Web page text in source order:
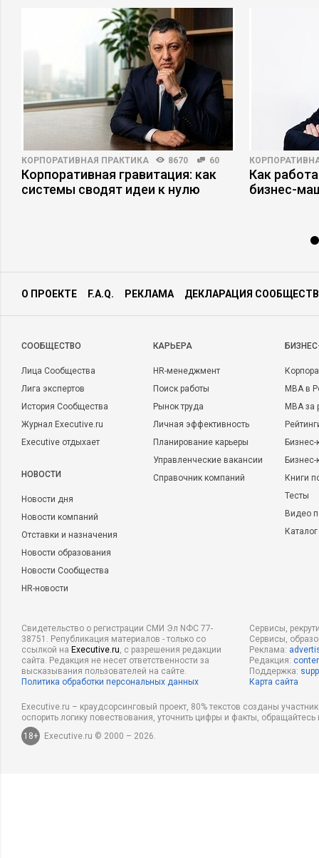
КОРПОРАТИВНАЯ ПРАКТИКА 8670 60
Корпоративная гравитация: как
системы сводят идеи к нулю
Как
бизнес-
О ПРОЕКТЕ F.A.Q. РЕКЛАМА ДЕКЛАРАЦИЯ
CООБЩЕСТВО
Лица Сообщества
Лига экспертов
История Сообщества
Журнал Executive.ru
Executive отдыхает
НОВОСТИ
Новости дня
Новости компаний
Отставки и назначения
Новости образования
Новости Сообщества
HR-новости
КАРЬЕРА
HR-менеджмент
Поиск работы
Рынок труда
Личная эффективность
Планирование карьеры
Управленческие вакансии
Справочник компаний
MBA в
MBA
Бизнес-
Книги
Тесты
Видео
Свидетельство о регистрации СМИ Эл NФС 77-
38751. Републикация материалов - только со
ссылкой на Executive.ru, с разрешения редакции
сайта. Редакция не несет ответственности за
высказывания пользователей на сайте.
Политика обработки персональных данных
Сервисы,
Сервисы,
Реклама:
Редакция:
Поддержка:
Карта сайта
Executive.ru – краудсорсинговый проект, 80% текстов созданы
оспорить логику повествования, уточнить цифры и факты,
18+
Executive.ru © 2000 – 2026.